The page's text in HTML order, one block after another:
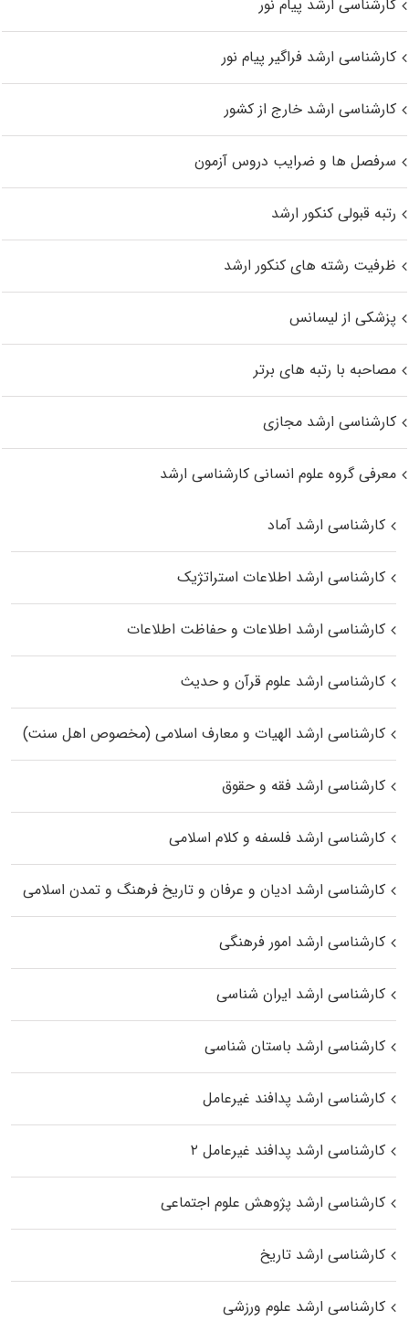
کارشناسی ارشد پیام نور
کارشناسی ارشد فراگیر پیام نور
کارشناسی ارشد خارج از کشور
سرفصل ها و ضرایب دروس آزمون
رتبه قبولی کنکور ارشد
ظرفیت رشته های کنکور ارشد
پزشکی از لیسانس
مصاحبه با رتبه های برتر
کارشناسی ارشد مجازی
معرفی گروه علوم انسانی کارشناسی ارشد
کارشناسی ارشد آماد
کارشناسی ارشد اطلاعات استراتژیک
کارشناسی ارشد اطلاعات و حفاظت اطلاعات
کارشناسی ارشد علوم قرآن و حدیث
کارشناسی ارشد الهیات و معارف اسلامی (مخصوص اهل سنت)
کارشناسی ارشد فقه و حقوق
کارشناسی ارشد فلسفه و کلام اسلامی
کارشناسی ارشد ادیان و عرفان و تاریخ فرهنگ و تمدن اسلامی
کارشناسی ارشد امور فرهنگی
کارشناسی ارشد ایران شناسی
کارشناسی ارشد باستان شناسی
کارشناسی ارشد پدافند غیرعامل
کارشناسی ارشد پدافند غیرعامل ۲
کارشناسی ارشد پژوهش علوم اجتماعی
کارشناسی ارشد تاریخ
کارشناسی ارشد علوم ورزشی